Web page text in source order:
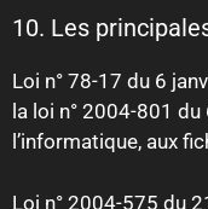
10. Les
Loi n° 78-17 du 6
la loi n° 2004-801
l’informatique, aux
Loi n° 2004-575 du